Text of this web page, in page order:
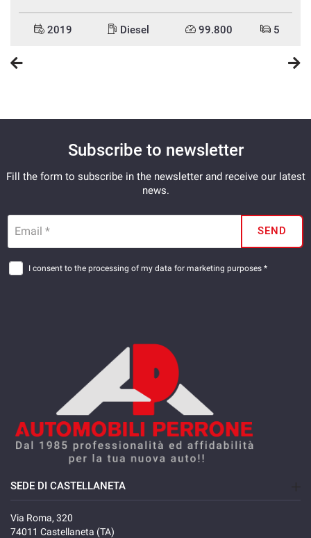
2019 Diesel 99.800 5
Subscribe to newsletter
Fill the form to subscribe in the newsletter and receive our latest
news.
Email * SEND
I consent to the processing of my data for marketing purposes *
SEDE DI CASTELLANETA
Via Roma, 320
74011 Castellaneta (TA)